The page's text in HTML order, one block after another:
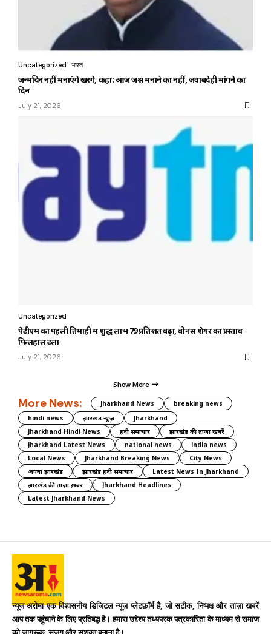
Uncategorized भारत
जन्मदिन नहीं मनाएंगे खरगे, कहा: आज जश्न मनाने का नहीं, जवाबदेही मांगने का
दिन
July 21, 2026
Uncategorized
पेटीएम का पहली तिमाही में शुद्ध लाभ 79 प्रतिशत बढ़ा, बोनस शेयर का प्रस्ताव
फिलहाल टला
July 21, 2026
Show More
More News: Jharkhand News
breaking news
hindi news
झारखंड न्यूज़
Jharkhand
Jharkhand Hindi News
हिंदी समाचार
झारखंड की ताज़ा खबरें
Jharkhand Latest News
national news
india news
Local News
Jharkhand Breaking News
City News
अपना झारखंड
झारखंड हिंदी समाचार
Latest News In Jharkhand
झारखंड की ताज़ा ख़बर
Jharkhand Headlines
Latest Jharkhand News
न्यूज अरोमा एक विश्वसनीय डिजिटल न्यूज़ प्लेटफ़ॉर्म है, जो सटीक, निष्पक्ष और ताज़ा खबरें
आप तक पहुंचाने के लिए प्रतिबद्ध है। हमारा उद्देश्य तथ्यपरक पत्रकारिता के माध्यम से समाज